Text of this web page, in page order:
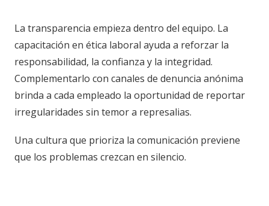
La transparencia empieza dentro del equipo. La
capacitación en ética laboral ayuda a reforzar la
responsabilidad, la confianza y la integridad.
Complementarlo con canales de denuncia anónima
brinda a cada empleado la oportunidad de reportar
irregularidades sin temor a represalias.
Una cultura que prioriza la comunicación previene
que los problemas crezcan en silencio.